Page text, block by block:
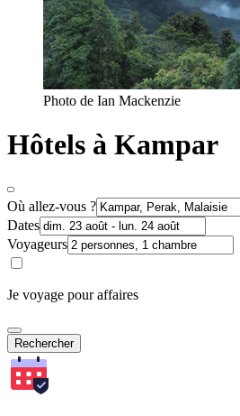
Photo de Ian Mackenzie
Hôtels à Kampar
Où allez-vous ?
Dates
Voyageurs
Je voyage pour affaires
Rechercher